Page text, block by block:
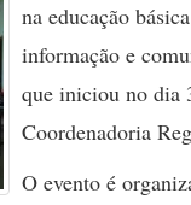
na educação
informação e
que iniciou no dia
Coordenadoria
O evento é